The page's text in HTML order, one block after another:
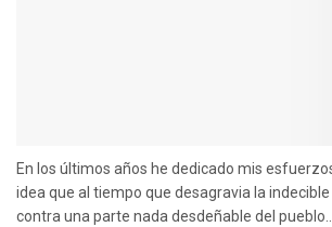
En los últimos años he dedicado mis
idea que al tiempo que desagravia la
contra una parte nada desdeñable del pueblo...